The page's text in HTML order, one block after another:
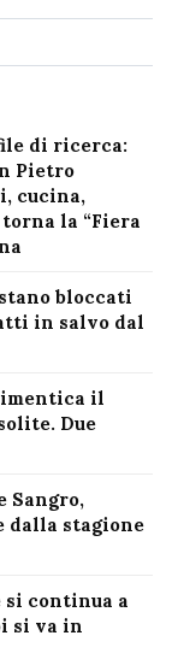
di ricerca:
Pietro
cucina,
la “Fiera
bloccati
in salvo dal
il
Due
Sangro,
dalla stagione
si continua a
si va in